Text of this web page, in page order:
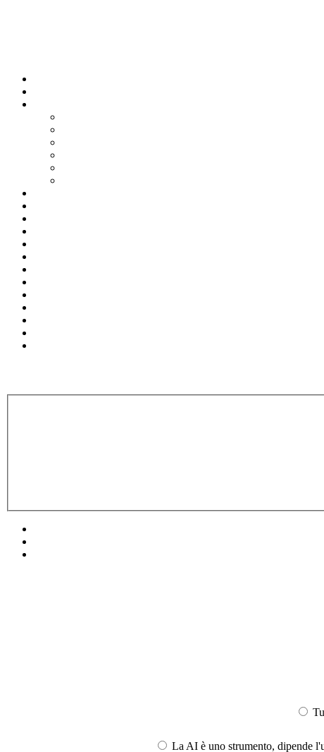
La AI è uno strumento, dipende